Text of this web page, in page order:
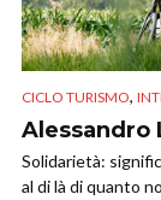
CICLO TURISMO,
Alessandro
Solidarietà:
al di là di quanto